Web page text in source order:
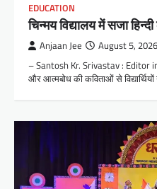
EDUCATION
चिन्मय विद्यालय में सजा
Anjaan Jee August 5, 2026
– Santosh Kr. Srivastav : Editor
और आत्मबोध की कविताओं से